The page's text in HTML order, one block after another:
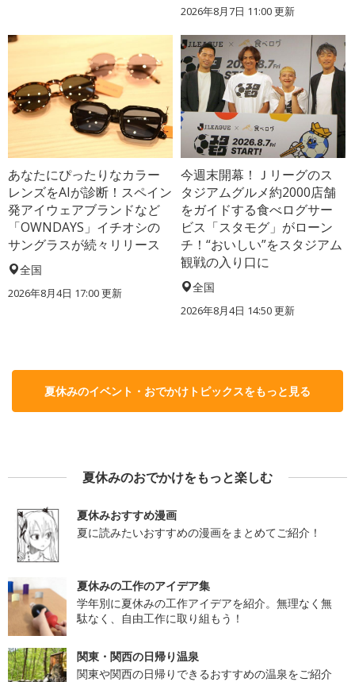
2026年8月7日 11:00更新
あなたにぴったりなカラー
レンズをAIが診断！スペイン
発アイウェアブランドなど
「OWNDAYS」イチオシの
サングラスが続々リリース
全国
2026年8月4日 17:00更新
今週末開幕！Ｊリーグのス
タジアムグルメ約2000店舗
をガイドする食べログサー
ビス「スタモグ」がローン
チ！“おいしい”をスタジアム
観戦の入り口に
全国
2026年8月4日 14:50更新
夏休みのイベント・おでかけトピックスをもっと見る
夏休みのおでかけをもっと楽しむ
夏休みおすすめ漫画
夏に読みたいおすすめの漫画をまとめてご紹介！
夏休みの工作のアイデア集
学年別に夏休みの工作アイデアを紹介。無理なく無
駄なく、自由工作に取り組もう！
関東・関西の日帰り温泉
関東や関西の日帰りできるおすすめの温泉をご紹介